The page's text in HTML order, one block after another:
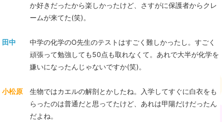
か好きだったから楽しかったけど、さすがに保護者からクレ
ームが来てた(笑)。
田中
中学の化学のО先生のテストはすごく難しかったし。すごく
頑張って勉強しても50点も取れなくて。あれで大半が化学を
嫌いになったんじゃないですか(笑)。
小松原
生物ではカエルの解剖とかしたね。入学してすぐに白衣をも
らったのは普通だと思ってたけど、あれは甲陽だけだったん
だよね。